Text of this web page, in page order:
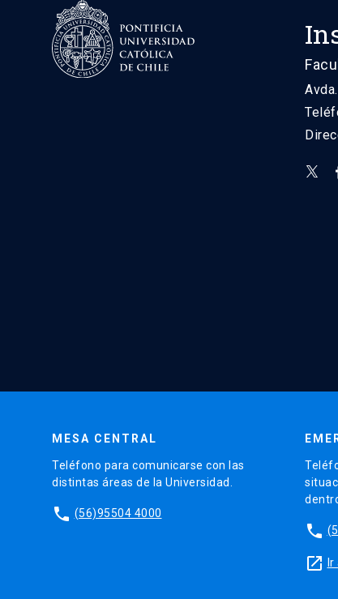
MESA CENTRAL
Teléfono para comunicarse con las
distintas áreas de la Universidad.
phone (56)95504 4000
phone
launch